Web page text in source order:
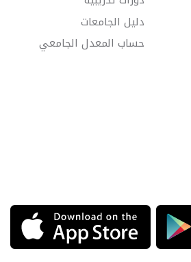
دليل الجامعات
حساب المعدل الجامعي